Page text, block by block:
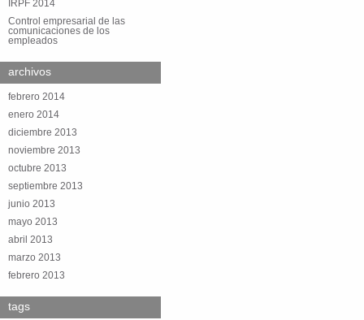
IRPF 2014
Control empresarial de las
comunicaciones de los
empleados
archivos
febrero 2014
enero 2014
diciembre 2013
noviembre 2013
octubre 2013
septiembre 2013
junio 2013
mayo 2013
abril 2013
marzo 2013
febrero 2013
tags